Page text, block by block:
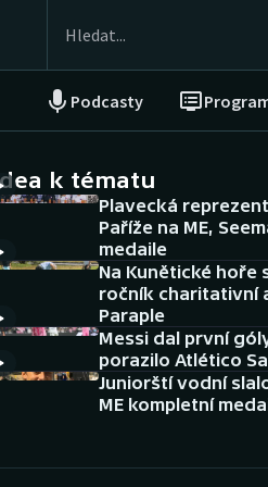
Podcasty
NEPŘEHLÉDNĚTE
Historické návraty
Aplikace ČT sport
AZ kvíz
k tématu
Plavecká
Paříže na ME,
medaile
Na Kunětické hoře
ročník charitativní
Paraple
Messi dal první
porazilo Atlético
Juniorští vodní
ME kompletní